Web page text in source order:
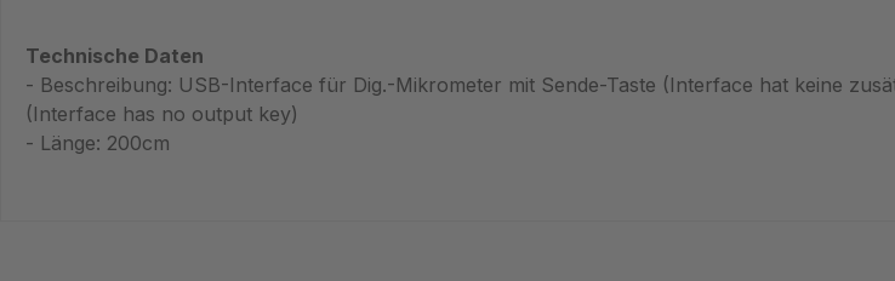
Technische Daten
- Beschreibung: USB-Interface für Dig.-Mikrometer mit Sende-Taste (Interface hat keine
(Interface has no output key)
- Länge: 200cm